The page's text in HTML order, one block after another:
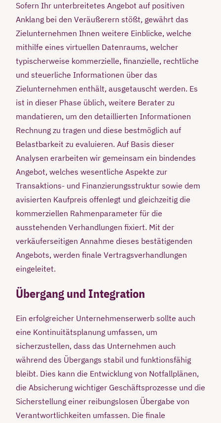
Sofern Ihr unterbreitetes Angebot auf positiven
Anklang bei den Veräußerern stößt, gewährt das
Zielunternehmen Ihnen weitere Einblicke, welche
mithilfe eines virtuellen Datenraums, welcher
typischerweise kommerzielle, finanzielle, rechtliche
und steuerliche Informationen über das
Zielunternehmen enthält, ausgetauscht werden. Es
ist in dieser Phase üblich, weitere Berater zu
mandatieren, um den detaillierten Informationen
Rechnung zu tragen und diese bestmöglich auf
Belastbarkeit zu evaluieren. Auf Basis dieser
Analysen erarbeiten wir gemeinsam ein bindendes
Angebot, welches wesentliche Aspekte zur
Transaktions- und Finanzierungsstruktur sowie dem
avisierten Kaufpreis offenlegt und gleichzeitig die
kommerziellen Rahmenparameter für die
ausstehenden Verhandlungen fixiert. Mit der
verkäuferseitigen Annahme dieses bestätigenden
Angebots, werden finale Vertragsverhandlungen
eingeleitet.
Übergang und Integration
Ein erfolgreicher Unternehmenserwerb sollte auch
eine Kontinuitätsplanung umfassen, um
sicherzustellen, dass das Unternehmen auch
während des Übergangs stabil und funktionsfähig
bleibt. Dies kann die Entwicklung von Notfallplänen,
die Absicherung wichtiger Geschäftsprozesse und die
Sicherstellung einer reibungslosen Übergabe von
Verantwortlichkeiten umfassen. Die finale